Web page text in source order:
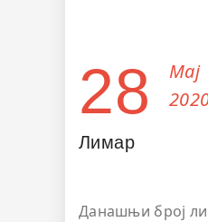
28
Мај
Лимар
Данашњи број